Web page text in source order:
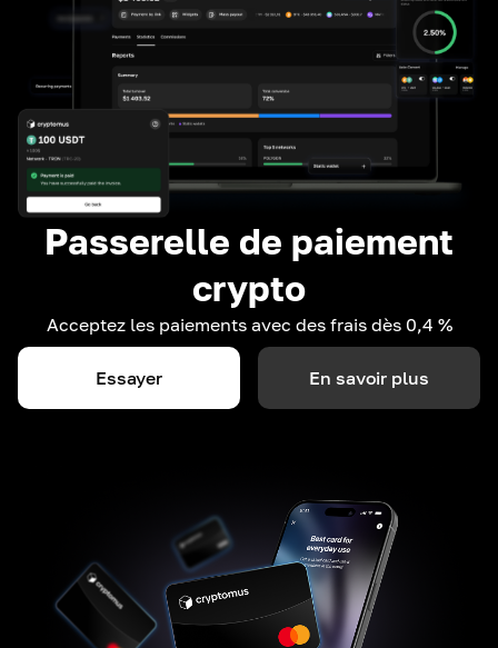
Passerelle de paiement
crypto
Acceptez les paiements avec des frais dès 0,4 %
Essayer En savoir plus